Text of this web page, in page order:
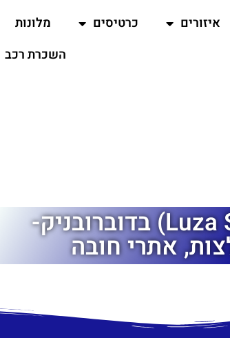
איזורים כרטיסים מלונות
השכרת רכב
כיכר לוז'ה (Luza Square) בדוברובניק-
אתרי חובה